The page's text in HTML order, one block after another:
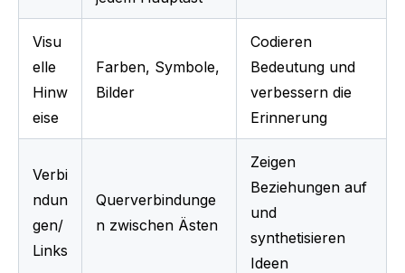
Visu
elle
Hinw
eise
Farben, Symbole,
Bilder
Codieren
Bedeutung und
verbessern die
Erinnerung
Verbi
ndun
gen/
Links
Querverbindunge
n zwischen Ästen
Zeigen
Beziehungen auf
und
synthetisieren
Ideen